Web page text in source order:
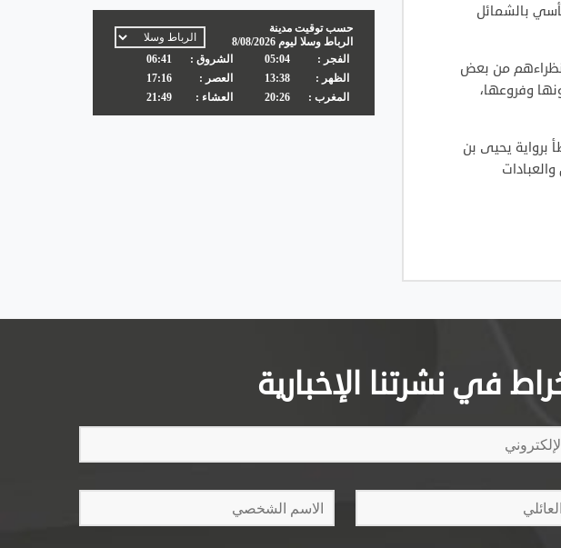
بالشمائل
من بعض
وفروعها،
برواية يحيى بن
في نشرتنا الإخبارية